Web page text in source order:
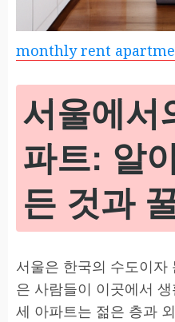
monthly rent
서울에서
파트: 알
든 것과
서울은 한국의 수도이
은 사람들이 이곳에서
세 아파트는 젊은 층과